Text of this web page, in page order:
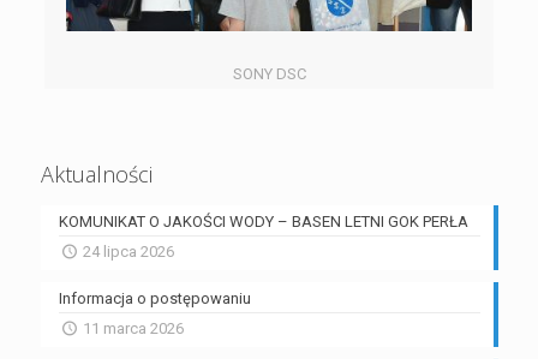
SONY DSC
Aktualności
KOMUNIKAT O JAKOŚCI WODY – BASEN LETNI GOK PERŁA
24 lipca 2026
Informacja o postępowaniu
11 marca 2026